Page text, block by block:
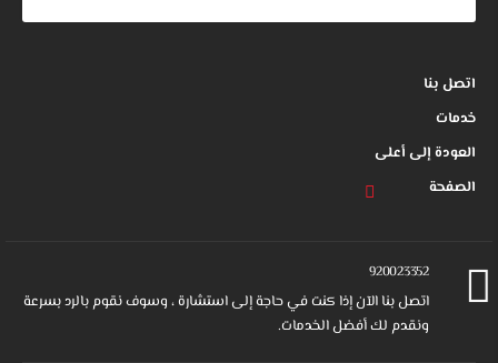
اتصل بنا
خدمات
العودة إلى أعلى
الصفحة
920023352
اتصل بنا الآن إذا كنت في حاجة إلى استشارة ، وسوف نقوم بالرد بسرعة
ونقدم لك أفضل الخدمات.